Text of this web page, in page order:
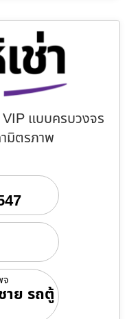
แบบครบวงจร
มิตรภาพ
จ
ย รถตู้